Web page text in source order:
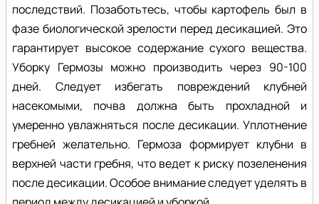
последствий. Позаботьтесь, чтобы картофель был в
фазе биологической зрелости перед десикацией. Это
гарантирует высокое содержание сухого вещества.
Уборку Гермозы можно производить через 90-100
дней. Следует избегать повреждений клубней
насекомыми, почва должна быть прохладной и
умеренно увлажняться после десикации. Уплотнение
гребней желательно. Гермоза формирует клубни в
верхней части гребня, что ведет к риску позеленения
после десикации. Особое внимание следует уделять в